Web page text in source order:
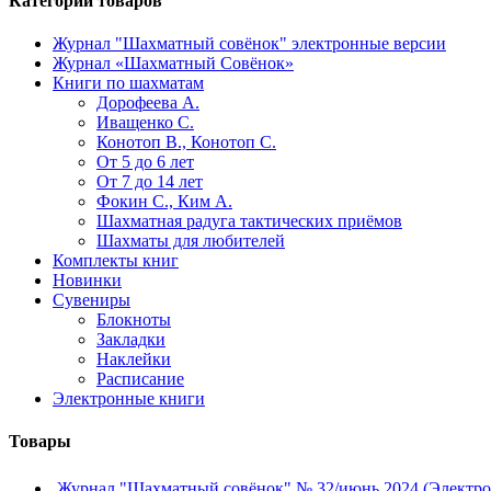
Журнал "Шахматный совёнок" электронные версии
Журнал «Шахматный Совёнок»
Книги по шахматам
Дорофеева А.
Иващенко С.
Конотоп В., Конотоп С.
От 5 до 6 лет
От 7 до 14 лет
Фокин С., Ким А.
Шахматная радуга тактических приёмов
Шахматы для любителей
Комплекты книг
Новинки
Сувениры
Блокноты
Закладки
Наклейки
Расписание
Электронные книги
Товары